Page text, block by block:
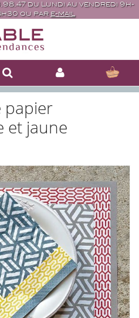
du Lundi au vendredi 9h-
ou par e-mail
papier
et jaune